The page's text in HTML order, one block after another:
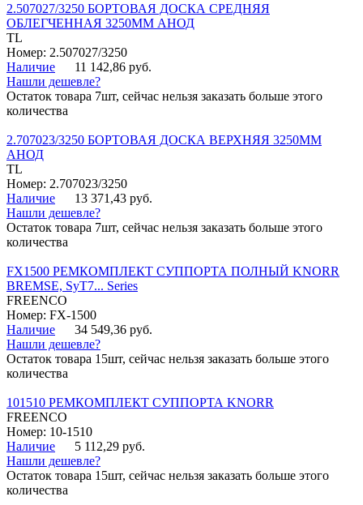
2.507027/3250 БОРТОВАЯ ДОСКА СРЕДНЯЯ
ОБЛЕГЧЕННАЯ 3250ММ АНОД
TL
Номер: 2.507027/3250
Наличие
11 142,86 руб.
Нашли дешевле?
Остаток товара 7шт, сейчас нельзя заказать больше этого
количества
2.707023/3250 БОРТОВАЯ ДОСКА ВЕРХНЯЯ 3250ММ
АНОД
TL
Номер: 2.707023/3250
Наличие
13 371,43 руб.
Нашли дешевле?
Остаток товара 7шт, сейчас нельзя заказать больше этого
количества
FX1500 РЕМКОМПЛЕКТ СУППОРТА ПОЛНЫЙ KNORR
BREMSE, SyT7... Series
FREENCO
Номер: FX-1500
Наличие
34 549,36 руб.
Нашли дешевле?
Остаток товара 15шт, сейчас нельзя заказать больше этого
количества
101510 РЕМКОМПЛЕКТ СУППОРТА KNORR
FREENCO
Номер: 10-1510
Наличие
5 112,29 руб.
Нашли дешевле?
Остаток товара 15шт, сейчас нельзя заказать больше этого
количества